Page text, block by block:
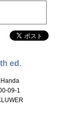
ed.
09-1